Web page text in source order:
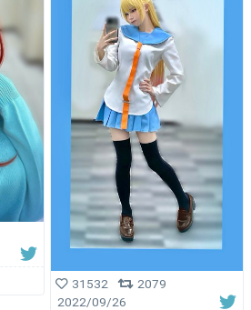
31532
2079
2022/09/26